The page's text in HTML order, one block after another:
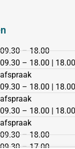
09.30 – 18.00
09.30 – 18.00 |
afspraak
09.30 – 18.00 |
afspraak
09.30 – 18.00 |
afspraak
09.30 – 18.00
09.30 – 17.00